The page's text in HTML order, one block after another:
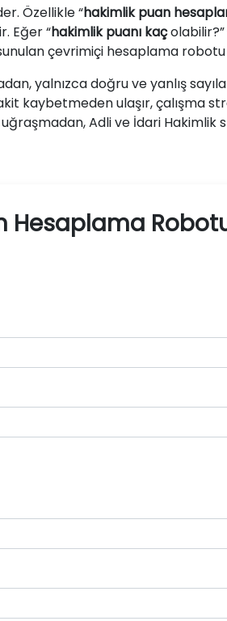
Özellikle “hakimlik puan
Eğer “hakimlik puanı kaçolabilir?”
çevrimiçi hesaplama
yalnızca doğru ve yanlış
kaybetmeden ulaşır, çalışma
Adli ve İdari Hakimlik
Hesaplama